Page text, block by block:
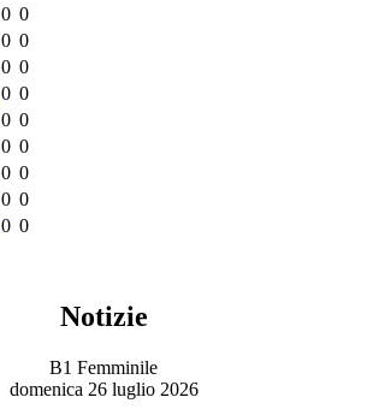
0 0
0 0
0 0
0 0
0 0
0 0
0 0
0 0
0 0
Notizie
B1 Femminile
domenica 26 luglio 2026